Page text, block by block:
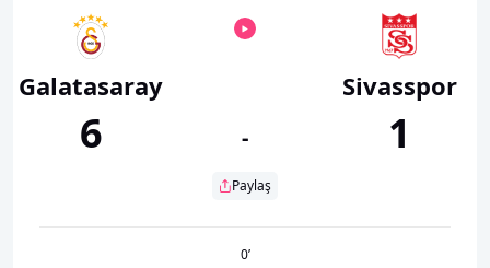
Galatasaray
6 -
Paylaş
Sivasspor
1
0’